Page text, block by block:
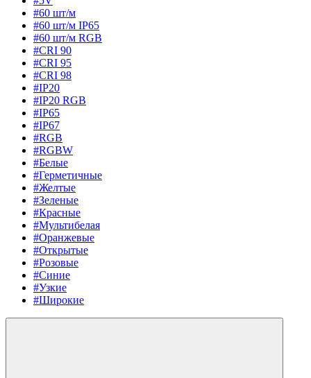
#60 шт/м
#60 шт/м IP65
#60 шт/м RGB
#CRI 90
#CRI 95
#CRI 98
#IP20
#IP20 RGB
#IP65
#IP67
#RGB
#RGBW
#Белые
#Герметичные
#Желтые
#Зеленые
#Красные
#Мультибелая
#Оранжевые
#Открытые
#Розовые
#Синие
#Узкие
#Широкие